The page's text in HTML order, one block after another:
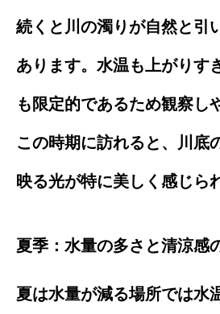
続くと川の濁りが自然と引
あります。水温も上がりす
も限定的であるため観察し
この時期に訪れると、川底
映る光が特に美しく感じら
夏季：水量の多さと清涼感
夏は水量が減る場所では水